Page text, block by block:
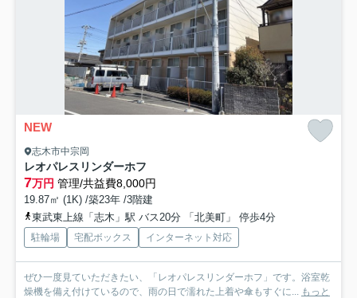
NEW
志木市中宗岡
レオパレスリンダーホフ
7万円 管理/共益費8,000円
19.87㎡ (1K) /築23年 /3階建
東武東上線「志木」駅 バス20分 「北美町」 停歩4分
駐輪場 宅配ボックス インターネット対応
ぜひ一度見ていただきたい、「レオパレスリンダーホフ」です。浴室乾
燥機を備え付けているので、雨の日で濡れた上着や傘もすぐに...
もっと